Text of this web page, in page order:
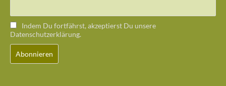
Indem Du fortfährst, akzeptierst Du unsere
Datenschutzerklärung.